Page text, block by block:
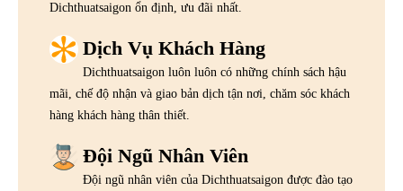
Dichthuatsaigon ổn định, ưu đãi nhất.
Dịch Vụ Khách Hàng
Dichthuatsaigon luôn luôn có những chính sách hậu
mãi, chế độ nhận và giao bản dịch tận nơi, chăm sóc khách
hàng khách hàng thân thiết.
Đội Ngũ Nhân Viên
Đội ngũ nhân viên của Dichthuatsaigon được đào tạo